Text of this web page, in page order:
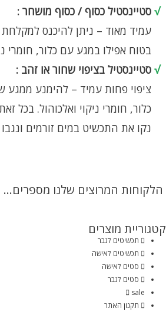
√ סטיינסטיל כסוף / כסוף מושחר :
עמיד מאוד – ניתן להיכנס למקלחת
בטוח אפילו במגע עם כלור, חומרי
√ סטיינסטיל בציפוי שחור או זהב :
ציפוי פחות עמיד – להימנע ממגע
כלור, חומרי ניקוי ואלכוהול. בכל
נקו את התכשיט במים זורמים
הלקוחות המרוצים שלנו מספרים...
קטגוריית מוצרים
תכשיטים לגבר
תכשיטים לאישה
סטים לאישה
סטים לגבר
sale
תקנון האתר